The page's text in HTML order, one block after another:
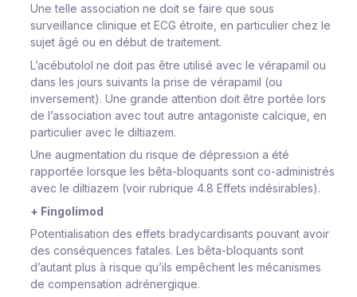
Une telle association ne doit se faire que sous
surveillance clinique et ECG étroite, en particulier chez le
sujet âgé ou en début de traitement.
L’acébutolol ne doit pas être utilisé avec le vérapamil ou
dans les jours suivants la prise de vérapamil (ou
inversement). Une grande attention doit être portée lors
de l’association avec tout autre antagoniste calcique, en
particulier avec le diltiazem.
Une augmentation du risque de dépression a été
rapportée lorsque les bêta-bloquants sont co-administrés
avec le diltiazem (voir rubrique 4.8 Effets indésirables).
+ Fingolimod
Potentialisation des effets bradycardisants pouvant avoir
des conséquences fatales. Les bêta-bloquants sont
d’autant plus à risque qu’ils empêchent les mécanismes
de compensation adrénergique.